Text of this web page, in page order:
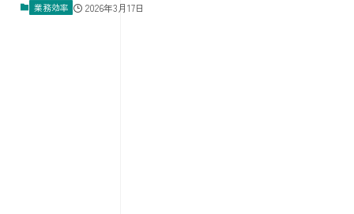
業務効率 2026年3月17日